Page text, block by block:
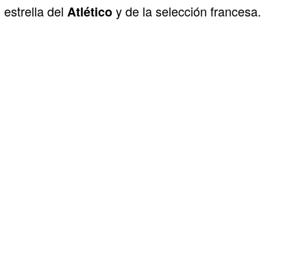
estrella del Atléticoy de la selección francesa.